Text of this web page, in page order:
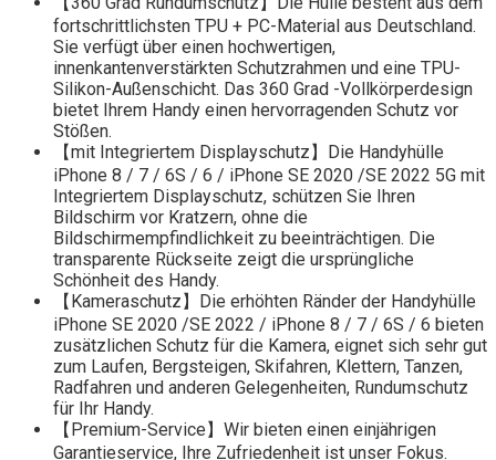
fortschrittlichsten TPU + PC-Material aus Deutschland.
Sie verfügt über einen hochwertigen,
innenkantenverstärkten Schutzrahmen und eine TPU-
Silikon-Außenschicht. Das 360 Grad -Vollkörperdesign
bietet Ihrem Handy einen hervorragenden Schutz vor
Stößen.
【mit Integriertem Displayschutz】Die Handyhülle
iPhone 8 / 7 / 6S / 6 / iPhone SE 2020 /SE 2022 5G mit
Integriertem Displayschutz, schützen Sie Ihren
Bildschirm vor Kratzern, ohne die
Bildschirmempfindlichkeit zu beeinträchtigen. Die
transparente Rückseite zeigt die ursprüngliche
Schönheit des Handy.
【Kameraschutz】Die erhöhten Ränder der Handyhülle
iPhone SE 2020 /SE 2022 / iPhone 8 / 7 / 6S / 6 bieten
zusätzlichen Schutz für die Kamera, eignet sich sehr gut
zum Laufen, Bergsteigen, Skifahren, Klettern, Tanzen,
Radfahren und anderen Gelegenheiten, Rundumschutz
für Ihr Handy.
【Premium-Service】Wir bieten einen einjährigen
Garantieservice, Ihre Zufriedenheit ist unser Fokus.